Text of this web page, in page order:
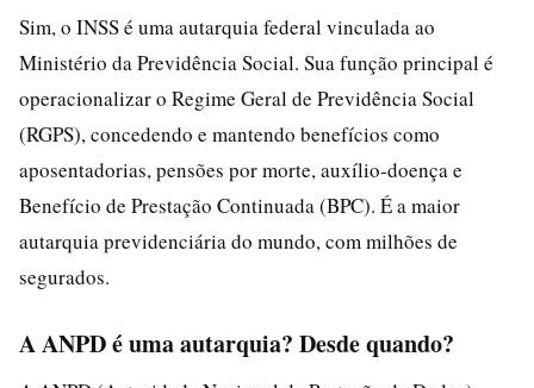
Sim, o INSS é uma autarquia federal vinculada ao
Ministério da Previdência Social. Sua função principal é
operacionalizar o Regime Geral de Previdência Social
(RGPS), concedendo e mantendo benefícios como
aposentadorias, pensões por morte, auxílio-doença e
Benefício de Prestação Continuada (BPC). É a maior
autarquia previdenciária do mundo, com milhões de
segurados.
A ANPD é uma autarquia? Desde quando?